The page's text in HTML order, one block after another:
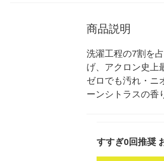
商品説明
洗濯工程の7割を
げ、アクロン史上
ゼロでも汚れ・ニ
ーンシトラスの香
すすぎ0回推奨